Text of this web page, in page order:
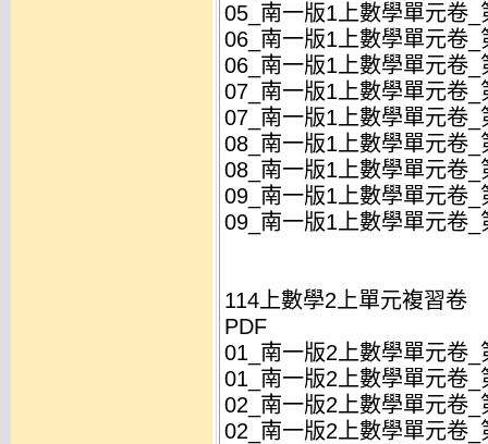
05_南一版1上數學單元卷
06_南一版1上數學單元卷
06_南一版1上數學單元卷
07_南一版1上數學單元卷
07_南一版1上數學單元卷
08_南一版1上數學單元卷
08_南一版1上數學單元卷
09_南一版1上數學單元卷
09_南一版1上數學單元卷
114上數學2上單元複習卷
PDF
01_南一版2上數學單元卷
01_南一版2上數學單元卷
02_南一版2上數學單元卷
02_南一版2上數學單元卷